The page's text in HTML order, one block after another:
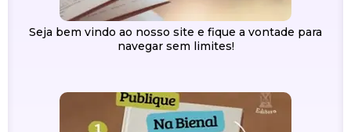
Seja bem vindo ao nosso site e fique a vontade para
navegar sem limites!